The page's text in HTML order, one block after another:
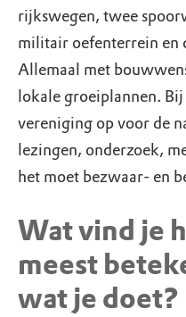
rijkswegen, twee
militair oefenterrein en
Allemaal met
lokale groeiplannen.
vereniging op voor de
lezingen, onderzoek,
het moet bezwaar- en
Wat vind je
meest
wat je doet?